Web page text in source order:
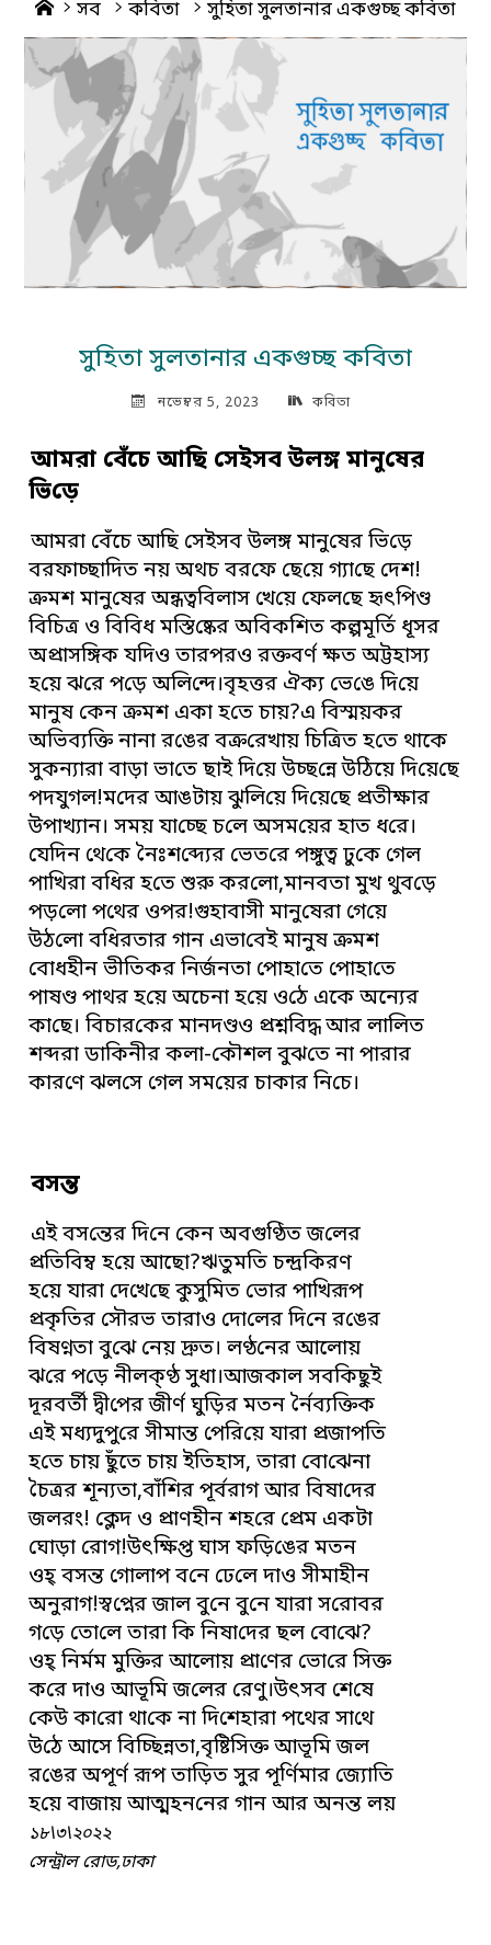
Home
সব কবিতা সু‌হিতা সুলতানার একগুচ্ছ কবিতা
সু‌হিতা সুলতানার একগুচ্ছ কবিতা
নভেম্বর 5, 2023 কবিতা
আমরা বেঁ‌চে আছি সেইসব উলঙ্গ মানু‌ষের
ভি‌ড়ে
আমরা বেঁ‌চে আছি সেইসব উলঙ্গ মানু‌ষের ভি‌ড়ে
বরফা‌চ্ছা‌দিত নয় অথচ বর‌ফে ছে‌য়ে গ্যা‌ছে দেশ!
ক্রমশ মানু‌ষের অন্ধত্ব‌বিলাস খে‌য়ে ফেল‌ছে হৃৎ‌পিণ্ড
‌বি‌চিত্র ও‌ বিবিধ ম‌স্তি‌ষ্কের অবিক‌শিত কল্পমূ‌র্তি ধূসর
অপ্রাস‌ঙ্গিক য‌দিও তারপরও রক্তবর্ণ ক্ষত অট্টহাস্য
হ‌য়ে ঝ‌রে প‌ড়ে অলি‌ন্দে।বৃহত্তর ঐক্য ভে‌ঙে দি‌য়ে
মানুষ কেন ক্রমশ একা হ‌তে চায়?এ বিস্ময়কর
অ‌ভিব্য‌ক্তি নানা র‌ঙের বক্র‌রেখায় চি‌ত্রিত হ‌তে থাকে
সুকন্যা‌রা বাড়া ভা‌তে ছাই দি‌য়ে উচ্ছ‌ন্নে উঠিয়ে দি‌য়ে‌ছে
পদযুগল!ম‌দের আঙটায় ঝু‌লি‌য়ে দি‌য়ে‌ছে প্রতীক্ষার
উপাখ্যান। সময় যা‌চ্ছে চ‌লে অসম‌য়ের হাত ধ‌রে।
‌যে‌দিন থে‌কে নৈঃশ‌ব্দ্যের ভেত‌রে পঙ্গুত্ব ঢু‌কে গেল
পা‌খিরা ব‌ধির হ‌তে শুরু কর‌লো,মানবতা মুখ থুব‌ড়ে
পড়‌লো প‌থের ওপর!গুহাবাসী মানু‌ষেরা গে‌য়ে
উঠ‌লো ব‌ধিরতার গান এভা‌বেই মানুষ ক্রমশ
‌বোধহীন ভী‌তিকর নির্জনতা পোহা‌তে পোহা‌তে
পাষণ্ড পাথর হ‌য়ে অচেনা হ‌য়ে ও‌ঠে একে অন্যের
কা‌ছে।‌ বিচার‌কের মানদণ্ডও প্রশ্ন‌বিদ্ধ আর লা‌লিত
শব্দরা ডা‌কিনীর কলা-কৌশল বুঝ‌তে না পার‌ার
কার‌ণে ঝল‌সে ‌গেল সম‌য়ের চাকার নি‌চে।
বসন্ত
এই বস‌ন্তের দি‌নে কেন অবগু‌ণ্ঠিত জ‌লের
প্র‌তি‌বিম্ব হ‌য়ে আছো?ঋতুম‌তি চন্দ্র‌কিরণ
হ‌য়ে যারা দে‌খে‌ছে কুসু‌মিত ভোর পা‌খিরূপ
প্রকৃ‌তির সৌরভ তারাও দো‌লের দি‌নে র‌ঙের
‌বিষণ্নতা বু‌ঝে নেয় দ্রুত। লণ্ঠ‌নের আলোয়
ঝ‌রে প‌ড়ে নীলক্ণ্ঠ সুধা।আজকাল সব‌কিছুই
দূরবর্তী দ্বী‌পের জীর্ণ ঘু‌ড়ির মতন র্নৈব্য‌ক্তিক
এই মধ্যদুপু‌রে সীমান্ত পে‌রি‌য়ে যারা প্রজাপ‌তি
হ‌তে চায় ছুঁ‌তে চায় ইতিহাস, তারা বো‌ঝেনা
চৈত্রর শূন্যতা,বাঁ‌শির পূর্বরাগ আর বিষা‌দের
জলরং!‌ ক্লেদ ও প্রাণহীন শহ‌রে প্রেম একটা
‌ঘোড়া রোগ!উৎ‌ক্ষিপ্ত ঘাস ফ‌ড়ি‌ঙের মতন
ওহ্ বসন্ত গোলাপ ব‌নে ঢে‌লে দাও সীমাহীন
অনুরাগ!স্ব‌প্নের জাল বু‌নে বু‌নে যারা স‌রোবর
গ‌ড়ে তো‌লে তারা কি নিষা‌দের ছল বো‌ঝে?
ওহ্ নির্মম মু‌ক্তির আলোয় প্রা‌ণের ভো‌রে সিক্ত
ক‌রে দাও আভূ‌মি জ‌লের রেণু।উৎসব শে‌ষে
‌কেউ কা‌রো থা‌কে না দি‌শেহারা পথের সা‌থে
উ‌ঠে আসে বি‌চ্ছিন্নতা,বৃ‌ষ্টিসিক্ত আভূ‌মি জল
র‌ঙের অপূর্ণ রূপ তা‌ড়িত সুর পূ‌র্ণিমার জ্যো‌তি
হ‌য়ে বাজায় আত্মহন‌নের গান আর অনন্ত লয়
১৮\৩\২০২২
‌সেন্ট্রাল রোড,ঢাকা